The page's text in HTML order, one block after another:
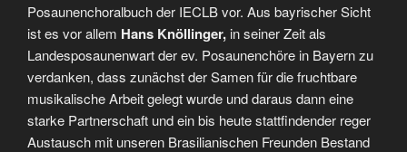
Posaunenchoralbuch der IECLB vor. Aus bayrischer Sicht
ist es vor allem Hans Knöllinger, in seiner Zeit als
Landesposaunenwart der ev. Posaunenchöre in Bayern zu
verdanken, dass zunächst der Samen für die fruchtbare
musikalische Arbeit gelegt wurde und daraus dann eine
starke Partnerschaft und ein bis heute stattfindender reger
Austausch mit unseren Brasilianischen Freunden Bestand